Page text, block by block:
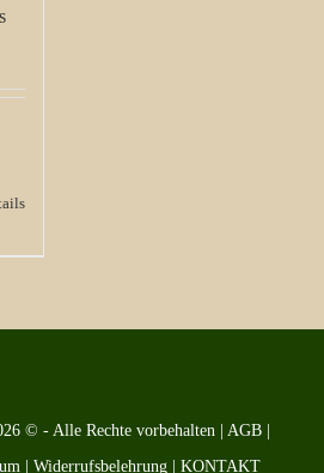
© - Alle Rechte vorbehalten | AGB
Widerrufsbelehrung KONTAKT